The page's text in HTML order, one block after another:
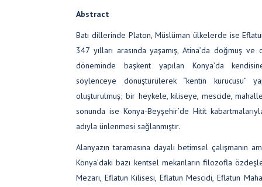
Abstract
Batı dillerinde Platon, Müslüman ülkelerde ise
347 yılları arasında yaşamış, Atina’da doğmuş
döneminde başkent yapılan Konya’da
söylenceye dönüştürülerek “kentin kurucusu”
oluşturulmuş; bir heykele, kiliseye, mescide,
sonunda ise Konya-Beyşehir’de Hitit
adıyla ünlenmesi sağlanmıştır.
Alanyazın taramasına dayalı betimsel çalışmanın
Konya’daki bazı kentsel mekanların filozofla
Mezarı, Eflatun Kilisesi, Eflatun Mescidi, Eflatun